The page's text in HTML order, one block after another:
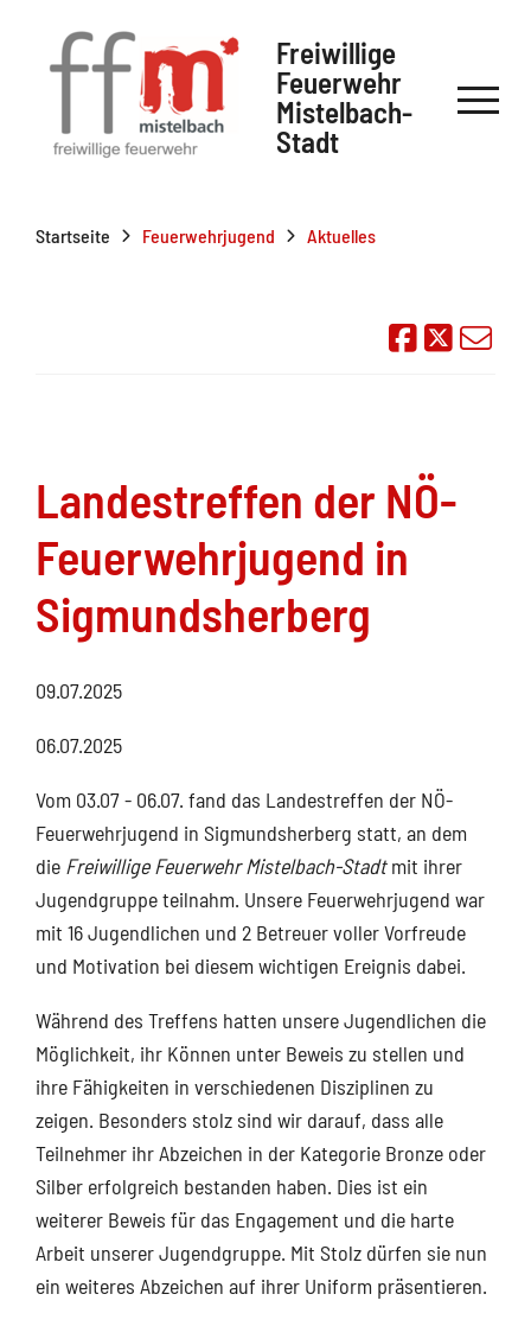
Freiwillige
Feuerwehr
Mistelbach-
Stadt
Startseite Feuerwehrjugend Aktuelles
Auf
Landestreffen der NÖ-
Feuerwehrjugend in
Sigmundsherberg
09.07.2025
06.07.2025
Vom 03.07 - 06.07. fand das Landestreffen der NÖ-
Feuerwehrjugend in Sigmundsherberg statt, an dem
die Freiwillige Feuerwehr Mistelbach-Stadtmit ihrer
Jugendgruppe teilnahm. Unsere Feuerwehrjugend war
mit 16 Jugendlichen und 2 Betreuer voller Vorfreude
und Motivation bei diesem wichtigen Ereignis dabei.
Während des Treffens hatten unsere Jugendlichen die
Möglichkeit, ihr Können unter Beweis zu stellen und
ihre Fähigkeiten in verschiedenen Disziplinen zu
zeigen. Besonders stolz sind wir darauf, dass alle
Teilnehmer ihr Abzeichen in der Kategorie Bronze oder
Silber erfolgreich bestanden haben. Dies ist ein
weiterer Beweis für das Engagement und die harte
Arbeit unserer Jugendgruppe. Mit Stolz dürfen sie nun
ein weiteres Abzeichen auf ihrer Uniform präsentieren.